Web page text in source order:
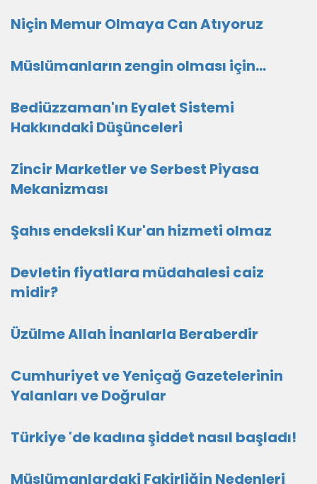
Niçin Memur Olmaya Can Atıyoruz
Müslümanların zengin olması için...
Bediüzzaman'ın Eyalet Sistemi
Hakkındaki Düşünceleri
Zincir Marketler ve Serbest Piyasa
Mekanizması
Şahıs endeksli Kur'an hizmeti olmaz
Devletin fiyatlara müdahalesi caiz
midir?
Üzülme Allah İnanlarla Beraberdir
Cumhuriyet ve Yeniçağ Gazetelerinin
Yalanları ve Doğrular
Türkiye 'de kadına şiddet nasıl başladı!
Müslümanlardaki Fakirliğin Nedenleri